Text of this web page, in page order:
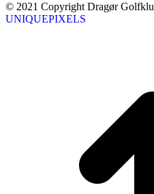
© 2021 Copyright Dragør
UNIQUEPIXELS